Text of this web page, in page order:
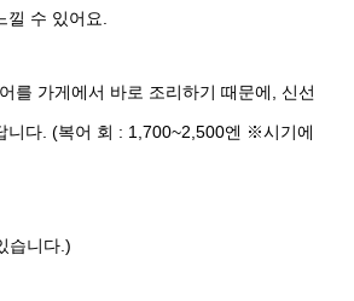
수 있어요.
를 가게에서 바로 조리하기 때문에, 신선
니다. (복어 회 : 1,700~2,500엔 ※시기에
습니다.)